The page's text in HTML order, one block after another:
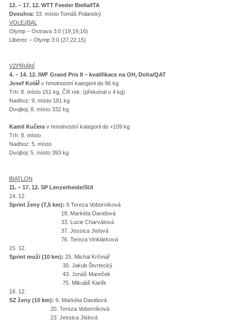
12. – 17. 12. WTT Feeder Biella/ITA
Dvouhra: 33. místo Tomáš Polanský
VOLEJBAL
Olymp – Ostrava 3:0 (19,19,16)
Liberec – Olymp 3:0 (27,22,15)
VZPÍRÁNÍ
4. – 14. 12. IWF Grand Prix II – kvalifikace na OH, Doha/QAT
Josef Kolář v hmotnostní kategorii do 96 kg
Trh: 8. místo 151 kg, ČR rek. (překonal o 4 kg)
Nadhoz: 9. místo 181 kg
Dvojboj: 8. místo 332 kg
Kamil Kučera v hmotnostní kategorii do +109 kg
Trh: 8. místo
Nadhoz: 5. místo
Dvojboj: 5. místo 393 kg
BIATLON
11. – 17. 12. SP Lenzerheide/SUI
14. 12.
Sprint ženy (7,5 km): 9.Tereza Voborníková
18. Markéta Davidová
33. Lucie Charvátová
37. Jessica Jislová
76. Tereza Vinklárková
15. 12.
Sprint muži (10 km): 25. Michal Krčmář
30. Jakub Štvrtecký
43. Jonáš Mareček
75. Mikuláš Karlík
16. 12.
SZ ženy (10 km): 9. Markéta Davidová
20. Tereza Voborníková
23. Jessica Jislová